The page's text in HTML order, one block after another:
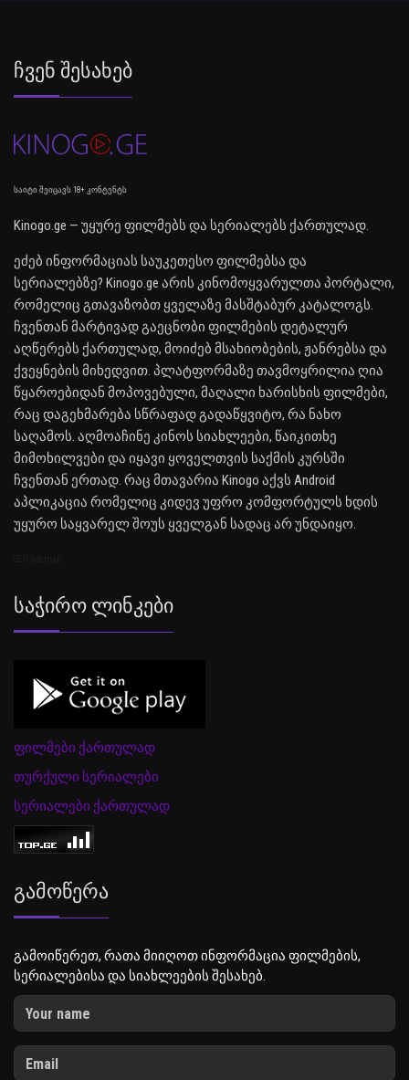
Ჩვენ Შესახებ
საიტი შეიცავს 18+ კონტენტს
Kinogo.ge — უყურე ფილმებს და სერიალებს ქართულად.
ეძებ ინფორმაციას საუკეთესო ფილმებსა და
სერიალებზე? Kinogo.ge არის კინომოყვარულთა პორტალი,
რომელიც გთავაზობთ ყველაზე მასშტაბურ კატალოგს.
ჩვენთან მარტივად გაეცნობი ფილმების დეტალურ
აღწერებს ქართულად, მოიძებ მსახიობების, ჟანრებსა და
ქვეყნების მიხედვით. პლატფორმაზე თავმოყრილია ღია
წყაროებიდან მოპოვებული, მაღალი ხარისხის ფილმები,
რაც დაგეხმარება სწრაფად გადაწყვიტო, რა ნახო
საღამოს. აღმოაჩინე კინოს სიახლეები, წაიკითხე
მიმოხილვები და იყავი ყოველთვის საქმის კურსში
ჩვენთან ერთად. რაც მთავარია Kinogo აქვს Android
აპლიკაცია რომელიც კიდევ უფრო კომფორტულს ხდის
უყურო საყვარელ შოუს ყველგან სადაც არ უნდაიყო.
Საჭირო Ლინკები
ფილმები ქართულად
თურქული სერიალები
სერიალები ქართულად
Გამოწერა
გამოიწერეთ, რათა მიიღოთ ინფორმაცია ფილმების,
სერიალებისა და სიახლეების შესახებ.